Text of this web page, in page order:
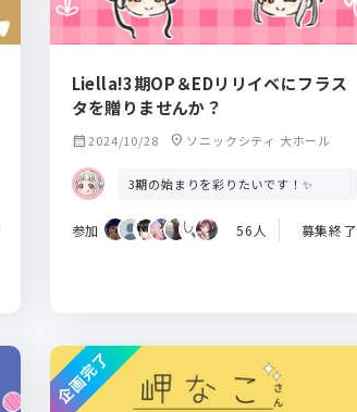
Liella!3期OP＆EDリリイベにフラス
タを贈りませんか？
calendar_month2024/10/28 location_on ソニックシティ 大ホール
3期の始まりを彩りたいです！✨
参加 56人 募集終了
企画完了